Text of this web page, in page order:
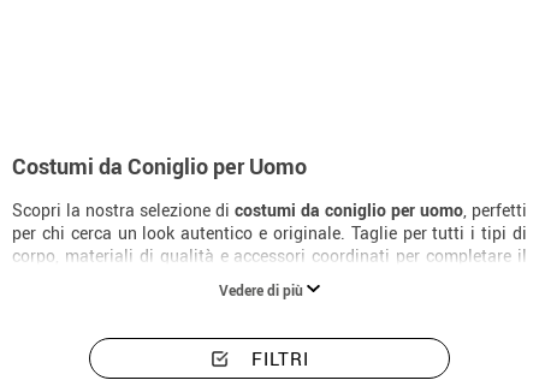
Costumi da Coniglio per Uomo
Scopri la nostra selezione di costumi da coniglio per uomo, perfetti
per chi cerca un look autentico e originale. Taglie per tutti i tipi di
corpo, materiali di qualità e accessori coordinati per completare il
Vedere di più
FILTRI